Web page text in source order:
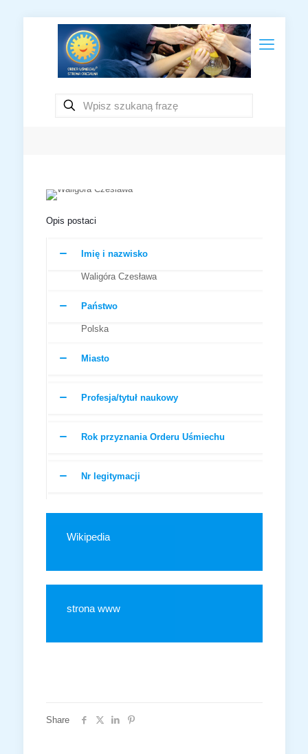
Opis postaci
Imię i nazwisko
Waligóra Czesława
Państwo
Polska
Miasto
Profesja/tytuł naukowy
Rok przyznania Orderu Uśmiechu
Nr legitymacji
Wikipedia
strona www
Share